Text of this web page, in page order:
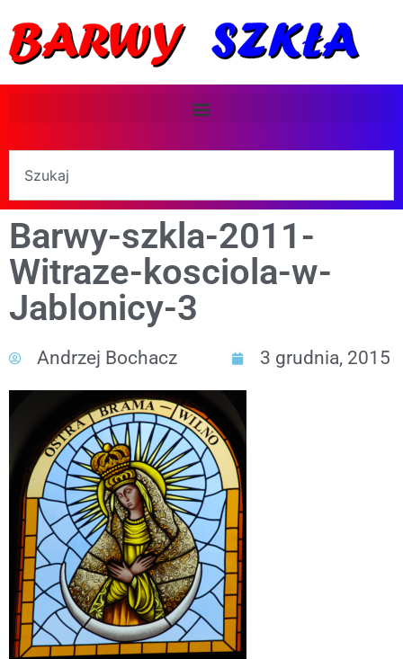
Barwy-szkla-2011-
Witraze-kosciola-w-
Jablonicy-3
Andrzej Bochacz 3 grudnia, 2015